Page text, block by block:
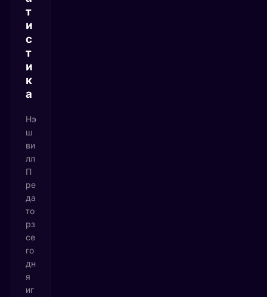
т
и
с
т
и
к
а
Нэ
ш
ви
лл
П
ре
да
то
рз
се
го
дн
я
иг